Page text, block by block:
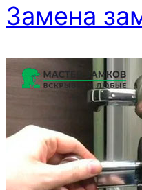
Замена